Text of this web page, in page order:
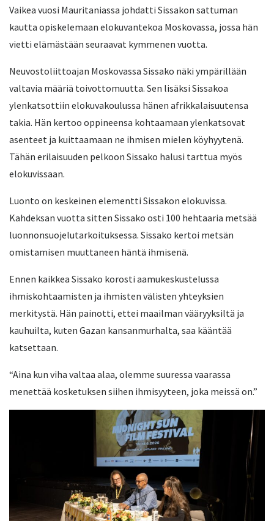
Vaikea vuosi Mauritaniassa johdatti Sissakon sattuman
kautta opiskelemaan elokuvantekoa Moskovassa, jossa hän
vietti elämästään seuraavat kymmenen vuotta.
Neuvostoliittoajan Moskovassa Sissako näki ympärillään
valtavia määriä toivottomuutta. Sen lisäksi Sissakoa
ylenkatsottiin elokuvakoulussa hänen afrikkalaisuutensa
takia. Hän kertoo oppineensa kohtaamaan ylenkatsovat
asenteet ja kuittaamaan ne ihmisen mielen köyhyytenä.
Tähän erilaisuuden pelkoon Sissako halusi tarttua myös
elokuvissaan.
Luonto on keskeinen elementti Sissakon elokuvissa.
Kahdeksan vuotta sitten Sissako osti 100 hehtaaria metsää
luonnonsuojelutarkoituksessa. Sissako kertoi metsän
omistamisen muuttaneen häntä ihmisenä.
Ennen kaikkea Sissako korosti aamukeskustelussa
ihmiskohtaamisten ja ihmisten välisten yhteyksien
merkitystä. Hän painotti, ettei maailman vääryyksiltä ja
kauhuilta, kuten Gazan kansanmurhalta, saa kääntää
katsettaan.
“Aina kun viha valtaa alaa, olemme suuressa vaarassa
menettää kosketuksen siihen ihmisyyteen, joka meissä on.”